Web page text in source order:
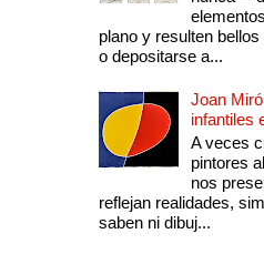
plano y resulten
o depositarse a...
Joan
infantiles
A veces
pintores
nos
reflejan realidades,
saben ni dibuj...